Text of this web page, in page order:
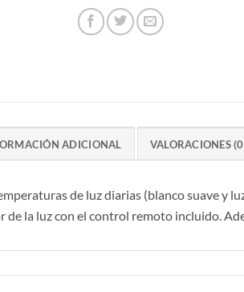
ADICIONAL VALORACIONES
de luz diarias (blanco suave y
la luz con el control remoto incluido.